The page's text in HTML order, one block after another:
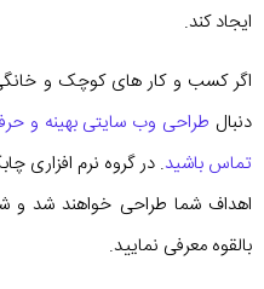
ایجاد کند.
اگر کسب و کار های کوچک و خانگی
دنبال طراحی وب سایتی بهینه و
تماس باشید. در گروه نرم افزاری
اهداف شما طراحی خواهند شد و
بالقوه معرفی نمایید.